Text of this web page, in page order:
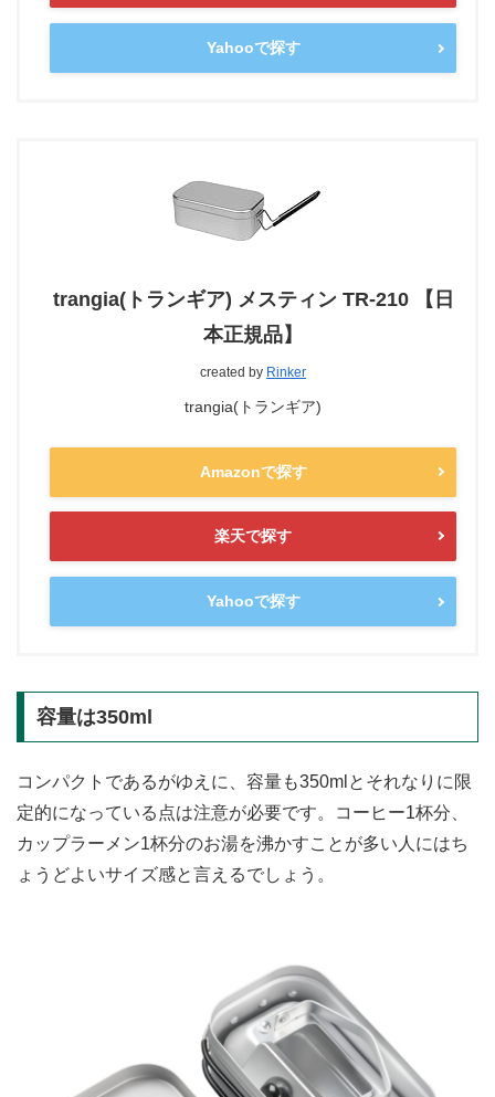
Yahooで探す
trangia(トランギア) メスティン TR-210 【日
本正規品】
created by Rinker
trangia(トランギア)
Amazonで探す
楽天で探す
Yahooで探す
容量は350ml
コンパクトであるがゆえに、容量も350mlとそれなりに限
定的になっている点は注意が必要です。コーヒー1杯分、
カップラーメン1杯分のお湯を沸かすことが多い人にはち
ょうどよいサイズ感と言えるでしょう。